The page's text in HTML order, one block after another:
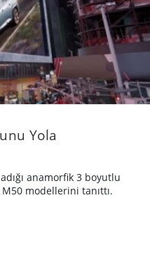
Yola
anamorfik 3 boyutlu
modellerini tanıttı.